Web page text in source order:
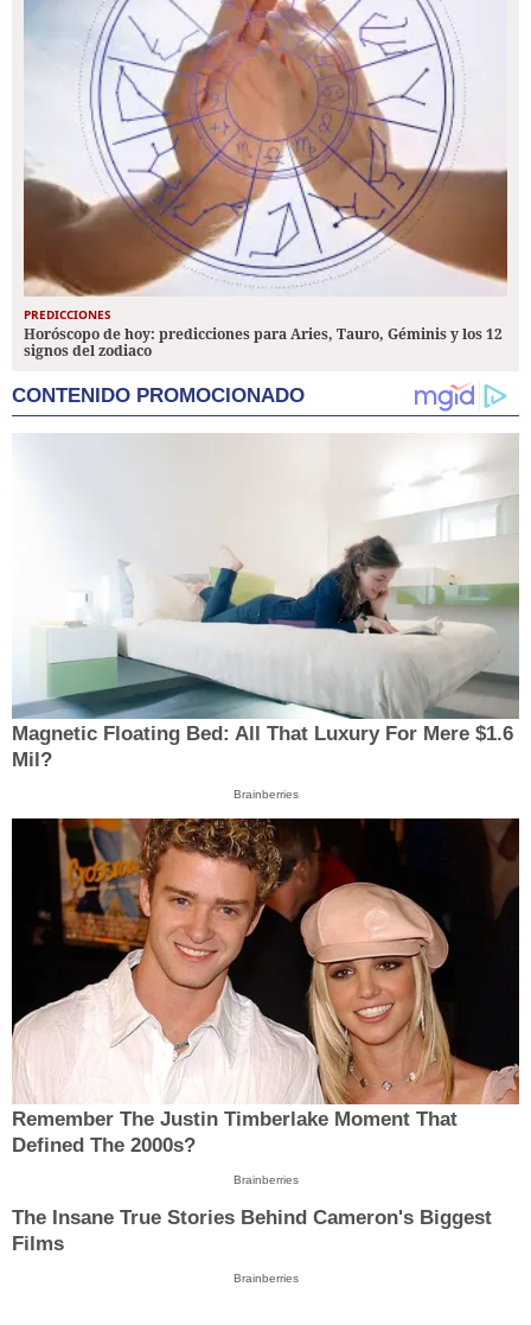
PREDICCIONES
Horóscopo de hoy: predicciones para Aries, Tauro, Géminis y los 12
signos del zodiaco
CONTENIDO PROMOCIONADO
Magnetic Floating Bed: All That Luxury For Mere $1.6
Mil?
Brainberries
Remember The Justin Timberlake Moment That
Defined The 2000s?
Brainberries
The Insane True Stories Behind Cameron's Biggest
Films
Brainberries